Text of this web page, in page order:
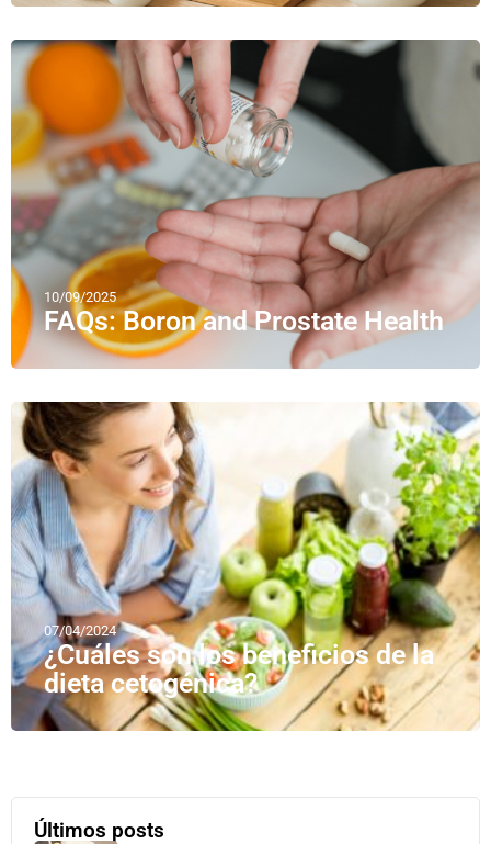
10/09/2025
FAQs: Boron and Prostate Health
07/04/2024
¿Cuáles son los beneficios de la
dieta cetogénica?
Últimos posts